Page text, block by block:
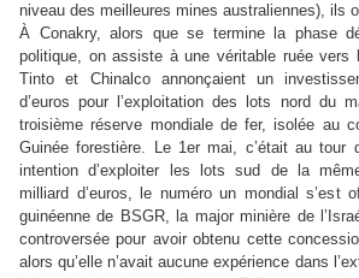
niveau des meilleures mines australiennes), ils
À Conakry, alors que se termine la phase
politique, on assiste à une véritable ruée
Tinto et Chinalco annonçaient un
d’euros pour l’exploitation des lots nord du
troisième réserve mondiale de fer, isolée au
Guinée forestière. Le 1er mai, c’était au tour
intention d’exploiter les lots sud de la
milliard d’euros, le numéro un mondial s’est
guinéenne de BSGR, la major minière de
controversée pour avoir obtenu cette
alors qu’elle n’avait aucune expérience dans